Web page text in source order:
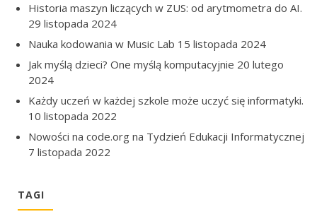
Historia maszyn liczących w ZUS: od arytmometra do AI.
29 listopada 2024
Nauka kodowania w Music Lab 15 listopada 2024
Jak myślą dzieci? One myślą komputacyjnie 20 lutego
2024
Każdy uczeń w każdej szkole może uczyć się informatyki.
10 listopada 2022
Nowości na code.org na Tydzień Edukacji Informatycznej
7 listopada 2022
TAGI